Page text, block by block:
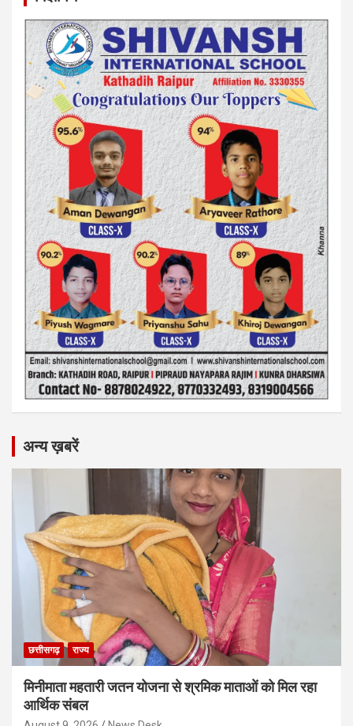
अन्य ख़बरें
छत्तीसगढ़ राज्य
मिनीमाता महतारी जतन योजना से श्रमिक माताओं को मिल रहा
आर्थिक संबल